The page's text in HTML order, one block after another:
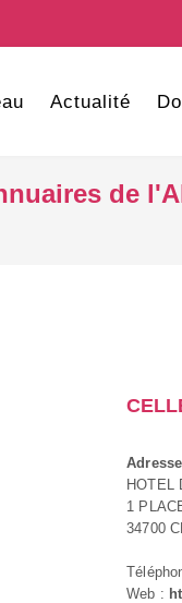
Actualité
de
HOTEL
1
34700
Web :